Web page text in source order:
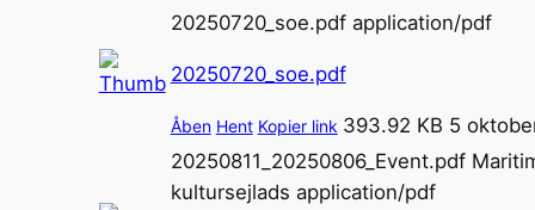
20250720_soe.pdf application/pdf
20250720_soe.pdf
Åben Hent Kopier link 393.92 KB 5
20250811_20250806_Event.pdf
kultursejlads application/pdf